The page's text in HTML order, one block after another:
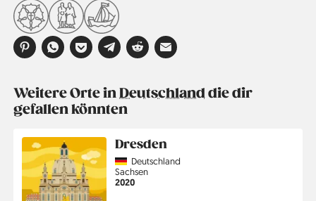
Weitere Orte inDeutschlanddie dir
gefallen könnten
Dresden
CountryDeutschland
Region
Sachsen
Jahr
2020